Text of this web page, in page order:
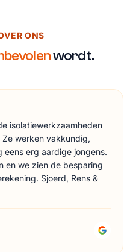
ONS
wordt.
isolatiewerkzaamheden
werken vakkundig,
eens erg aardige jongens.
en we zien de besparing
Sjoerd, Rens &